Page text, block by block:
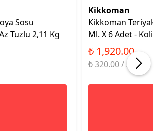
Sosu
Tuzlu 2,11 Kg
Kikkoman
Kikkoman
Ml. X 6 Adet - Koli
₺ 1,920.00
₺ 320.00 / Adet